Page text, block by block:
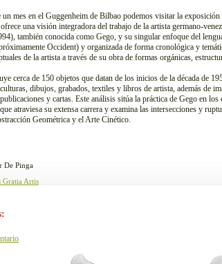
un mes en el Guggenheim de Bilbao podemos visitar la
una visión integradora del trabajo de la artista germano-
también conocida como Gego, y su singular enfoque del
Occident) y organizada de forma cronológica y
de la artista a través de su obra de formas orgánicas,
cerca de 150 objetos que datan de los inicios de la década de
dibujos, grabados, textiles y libros de artista, además de
y cartas. Este análisis sitúa la práctica de Gego en
atraviesa su extensa carrera y examina las intersecciones y
Geométrica y el Arte Cinético.
De Pinga
Gratia Artis